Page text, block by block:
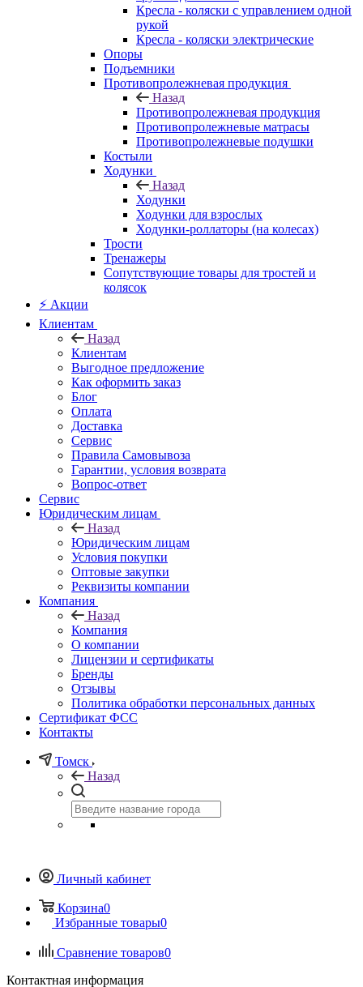
Кресла - коляски с управлением одной
рукой
Кресла - коляски электрические
Опоры
Подъемники
Противопролежневая продукция
Назад
Противопролежневая продукция
Противопролежневые матрасы
Противопролежневые подушки
Костыли
Ходунки
Назад
Ходунки
Ходунки для взрослых
Ходунки-роллаторы (на колесах)
Трости
Тренажеры
Сопутствующие товары для тростей и
колясок
⚡ Акции
Клиентам
Назад
Клиентам
Выгодное предложение
Как оформить заказ
Блог
Оплата
Доставка
Сервис
Правила Самовывоза
Гарантии, условия возврата
Вопрос-ответ
Сервис
Юридическим лицам
Назад
Юридическим лицам
Условия покупки
Оптовые закупки
Реквизиты компании
Компания
Назад
Компания
О компании
Лицензии и сертификаты
Бренды
Отзывы
Политика обработки персональных данных
Сертификат ФСС
Контакты
Томск
Назад
Личный кабинет
Корзина0
Избранные товары0
Сравнение товаров0
Контактная информация